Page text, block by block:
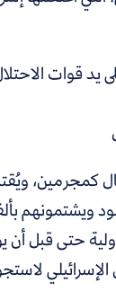
يد قوات
كمجرمين،
ويشتمونهم
حتى قبل